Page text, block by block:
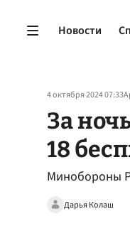
Новости
4 октября 2024 07:33
За
18
Минобороны
Дарья Колаш